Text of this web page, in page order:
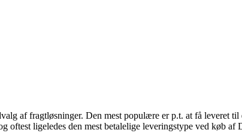
af fragtløsninger. Den mest populære er p.t. at få leveret
oftest ligeledes den mest betalelige leveringstype ved køb af